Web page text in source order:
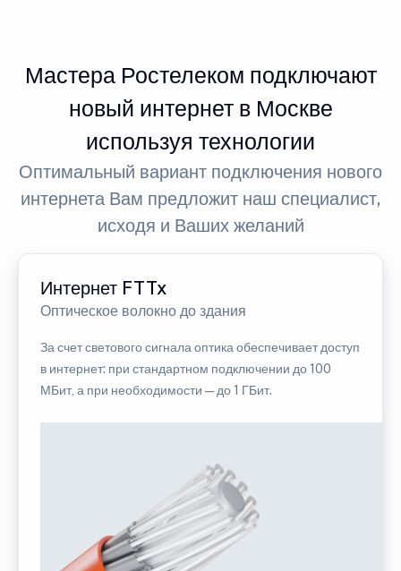
Мастера Ростелеком подключают
новый интернет в Москве
используя технологии
Оптимальный вариант подключения нового
интернета Вам предложит наш специалист,
исходя и Ваших желаний
Интернет FTTx
Оптическое волокно до здания
За счет светового сигнала оптика обеспечивает доступ
в интернет: при стандартном подключении до 100
МБит, а при необходимости — до 1 ГБит.